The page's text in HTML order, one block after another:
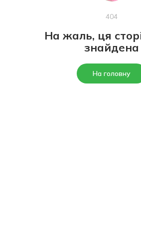
404
На жаль, ця
знайдена
На головну